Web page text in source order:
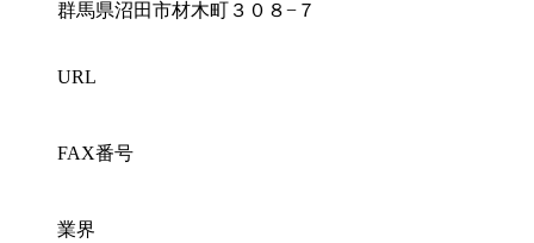
群馬県沼田市材木町３０８−７
URL
FAX番号
業界